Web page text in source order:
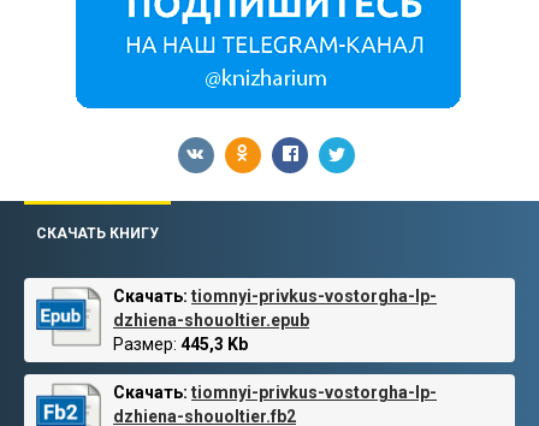
СКАЧАТЬ КНИГУ
Скачать: tiomnyi-privkus-vostorgha-lp-
dzhiena-shouoltier.epub
Размер: 445,3 Kb
Скачать: tiomnyi-privkus-vostorgha-lp-
dzhiena-shouoltier.fb2